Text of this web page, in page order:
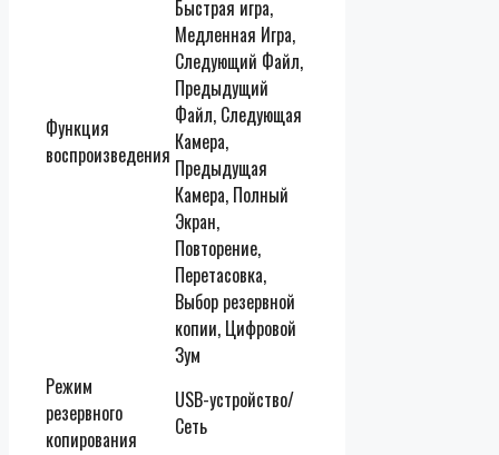
Функция
воспроизведения
Быстрая игра,
Медленная Игра,
Следующий Файл,
Предыдущий
Файл, Следующая
Камера,
Предыдущая
Камера, Полный
Экран,
Повторение,
Перетасовка,
Выбор резервной
копии, Цифровой
Зум
Режим
резервного
копирования
USB-устройство/
Сеть